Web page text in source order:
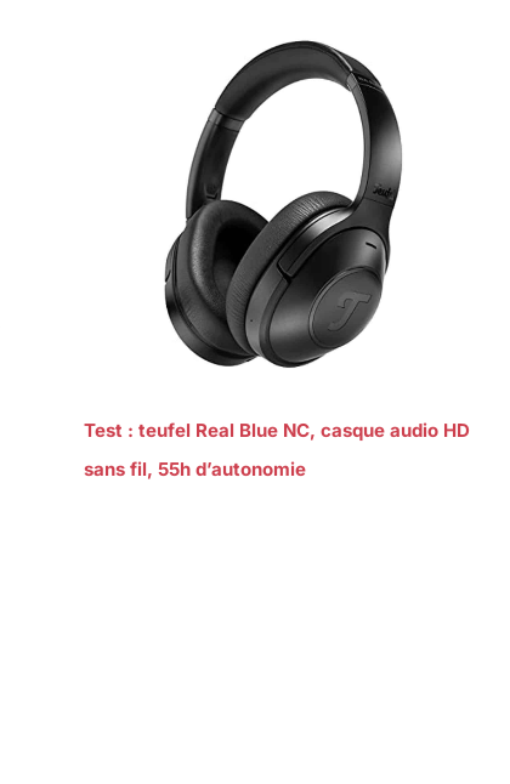
Test : teufel Real Blue NC, casque audio HD
sans fil, 55h d’autonomie